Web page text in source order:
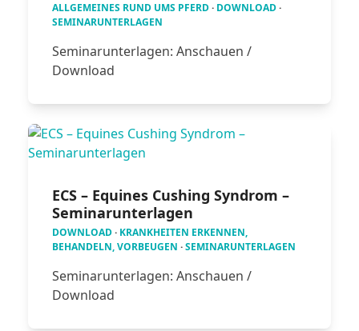
ALLGEMEINES RUND UMS PFERD· DOWNLOAD·
SEMINARUNTERLAGEN
Seminarunterlagen: Anschauen /
Download
ECS – Equines Cushing Syndrom –
Seminarunterlagen
DOWNLOAD· KRANKHEITEN ERKENNEN,
BEHANDELN, VORBEUGEN ·SEMINARUNTERLAGEN
Seminarunterlagen: Anschauen /
Download